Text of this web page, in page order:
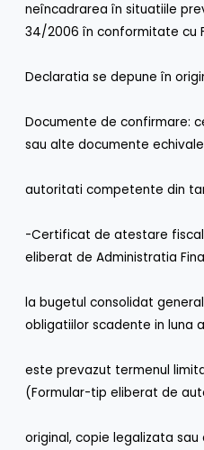
neîncadrarea în situatiile
34/2006 în conformitate cu
Declaratia se depune în
Documente de confirmare:
sau alte documente
autoritati competente din
-Certificat de atestare
eliberat de Administratia
la bugetul consolidat
obligatiilor scadente in luna
este prevazut termenul
(Formular-tip eliberat de
original, copie legalizata